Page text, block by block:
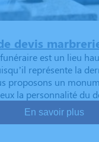
devis
est un lieu
représente la
proposons un
la personnalité du
En savoir plus